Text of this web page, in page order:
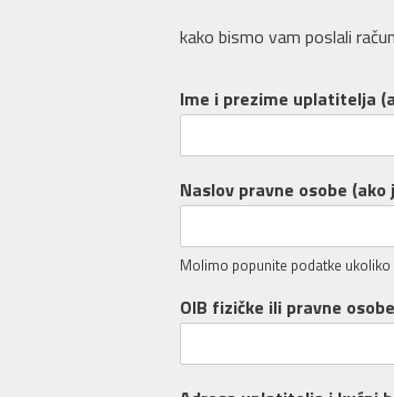
kako bismo vam poslali
Ime i prezime uplatitelja
Naslov pravne osobe
Molimo popunite podatke
OIB fizičke ili pravne